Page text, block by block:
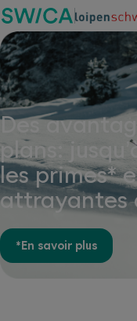
Des
plans:
les primes*
attrayantes
*En savoir plus